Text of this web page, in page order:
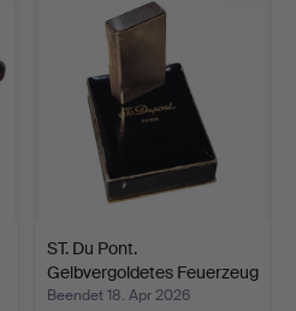
ST. Du Pont.
Gelbvergoldetes Feuerzeug
mit…
Beendet 18. Apr 2026